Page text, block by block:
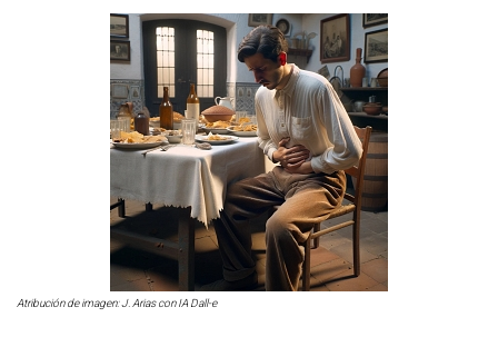
Atribución de imagen: J. Arias con IA Dall-e